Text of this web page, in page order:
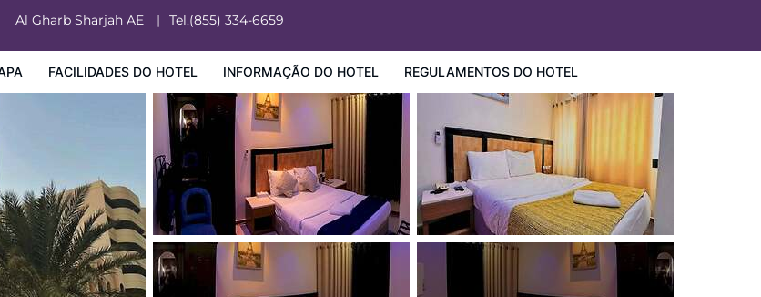
Al Gharb Sharjah AE Tel.(855) 334-6659
FACILIDADES DO HOTEL INFORMAÇÃO DO HOTEL REGULAMENTOS DO HOTEL